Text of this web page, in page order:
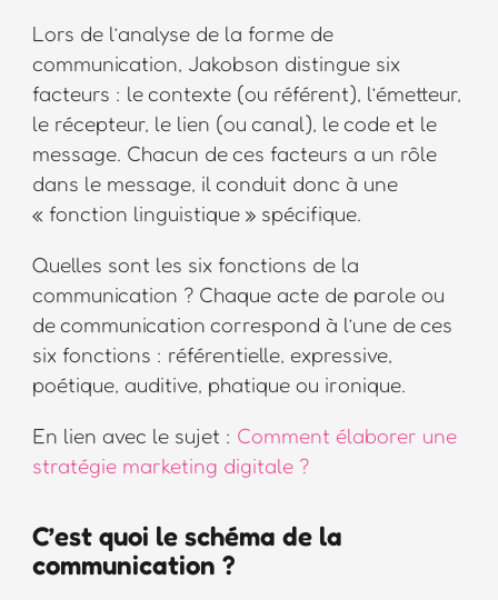
Lors de l’analyse de la forme de
communication, Jakobson distingue six
facteurs : le contexte (ou référent), l’émetteur,
le récepteur, le lien (ou canal), le code et le
message. Chacun de ces facteurs a un rôle
dans le message, il conduit donc à une
« fonction linguistique » spécifique.
Quelles sont les six fonctions de la
communication ? Chaque acte de parole ou
de communication correspond à l’une de ces
six fonctions : référentielle, expressive,
poétique, auditive, phatique ou ironique.
En lien avec le sujet : Comment élaborer une
stratégie marketing digitale ?
C’est quoi le schéma de la
communication ?